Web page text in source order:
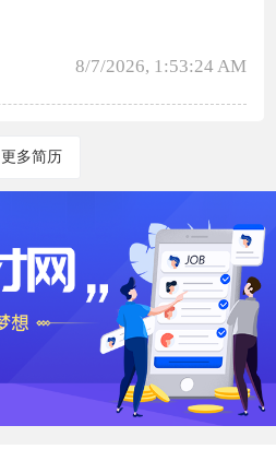
8/7/2026, 1:53:24 AM
更多简历